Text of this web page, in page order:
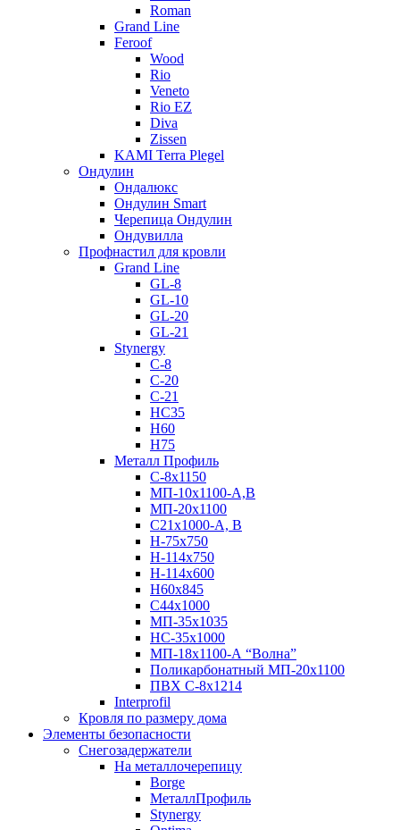
Roman
Grand Line
Feroof
Wood
Rio
Veneto
Rio EZ
Diva
Zissen
KAMI Terra Plegel
Ондулин
Ондалюкс
Ондулин Smart
Черепица Ондулин
Ондувилла
Профнастил для кровли
Grand Line
GL-8
GL-10
GL-20
GL-21
Stynergy
C-8
C-20
C-21
НС35
Н60
H75
Металл Профиль
С-8х1150
МП-10x1100-А,В
МП-20х1100
С21х1000-А, В
H-75х750
Н-114х750
Н-114х600
Н60х845
С44х1000
МП-35х1035
НС-35х1000
МП-18х1100-А “Волна”
Поликарбонатный МП-20х1100
ПВХ С-8х1214
Interprofil
Кровля по размеру дома
Элементы безопасности
Снегозадержатели
На металлочерепицу
Borge
МеталлПрофиль
Stynergy